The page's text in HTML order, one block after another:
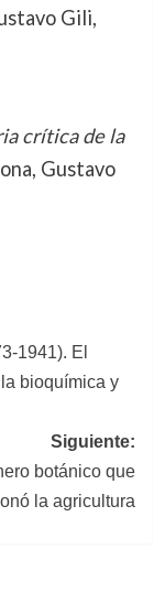
Gili,
crítica de la
Gustavo
1941). El
bioquímica y
Siguiente:
botánico que
la agricultura